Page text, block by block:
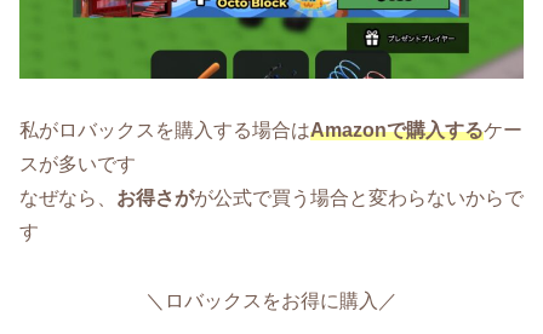
私がロバックスを購入する場合はAmazonで購入するケー
スが多いです
なぜなら、 お得さがが公式で買う場合と変わらないからで
す
＼ロバックスをお得に購入／